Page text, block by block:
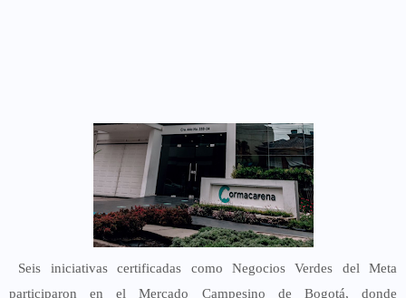
Seis iniciativas certificadas como Negocios Verdes del Meta
participaron en el Mercado Campesino de Bogotá, donde